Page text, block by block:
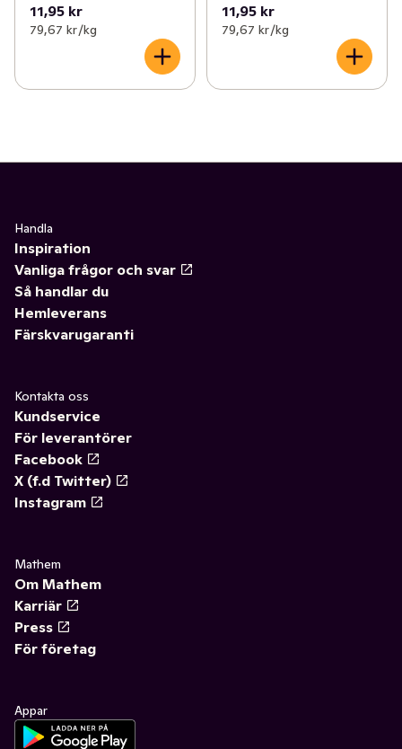
11,95 kr
79,67 kr /kg
11,95 kr
79,67 kr /kg
Handla
Inspiration
Vanliga frågor och svar
Så handlar du
Hemleverans
Färskvarugaranti
Kontakta oss
Kundservice
För leverantörer
Facebook
X (f.d Twitter)
Instagram
Mathem
Om Mathem
Karriär
Press
För företag
Appar